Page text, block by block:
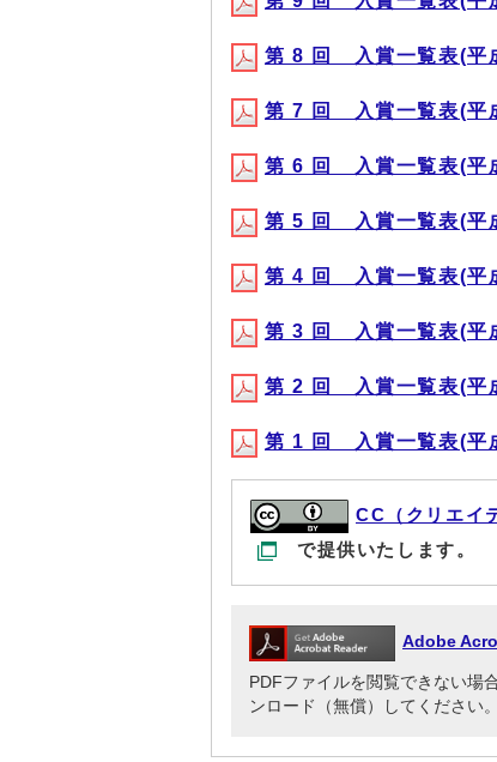
第 8 回 入賞一覧表(平
第 7 回 入賞一覧表(平
第 6 回 入賞一覧表(平
第 5 回 入賞一覧表(平
第 4 回 入賞一覧表(平
第 3 回 入賞一覧表(平
第 2 回 入賞一覧表(平
第 1 回 入賞一覧表(平
CC（クリエイ
で提供いたします。
Adobe
PDFファイルを閲覧できない場
ンロード（無償）してください。